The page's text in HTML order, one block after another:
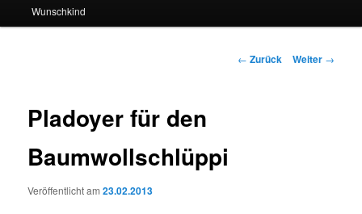
Wunschkind
Beitrags-
← Zurück Weiter →
Pladoyer für den
Baumwollschlüppi
Veröffentlicht am23.02.2013